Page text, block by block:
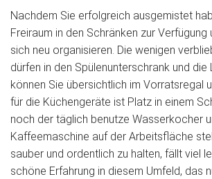
Nachdem Sie erfolgreich ausgemistet
Freiraum in den Schränken zur Verfügung
sich neu organisieren. Die wenigen
dürfen in den Spülenunterschrank und die
können Sie übersichtlich im Vorratsregal
für die Küchengeräte ist Platz in einem
noch der täglich benutze Wasserkocher
Kaffeemaschine auf der Arbeitsfläche
sauber und ordentlich zu halten, fällt viel
schöne Erfahrung in diesem Umfeld, das